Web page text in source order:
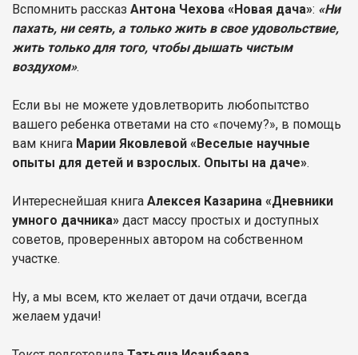
Вспомнить рассказ Антона Чехова «Новая дача»: «Ни
пахать, ни сеять, а только жить в свое удовольствие,
жить только для того, чтобы дышать чистым
воздухом».
Если вы не можете удовлетворить любопытство
вашего ребенка ответами на сто «почему?», в помощь
вам книга Марии Яковлевой «Веселые научные
опыты для детей и взрослых. Опыты на даче».
Интереснейшая книга Алексея Казарина «Дневники
умного дачника» даст массу простых и доступных
советов, проверенных автором на собственном
участке.
Ну, а мы всем, кто желает от дачи отдачи, всегда
желаем удачи!